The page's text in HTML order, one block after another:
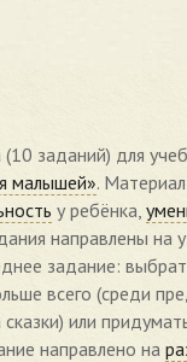
заданий) для
малышей».
у ребёнка,
направлены на
задание:
всего (среди
или
направлено на